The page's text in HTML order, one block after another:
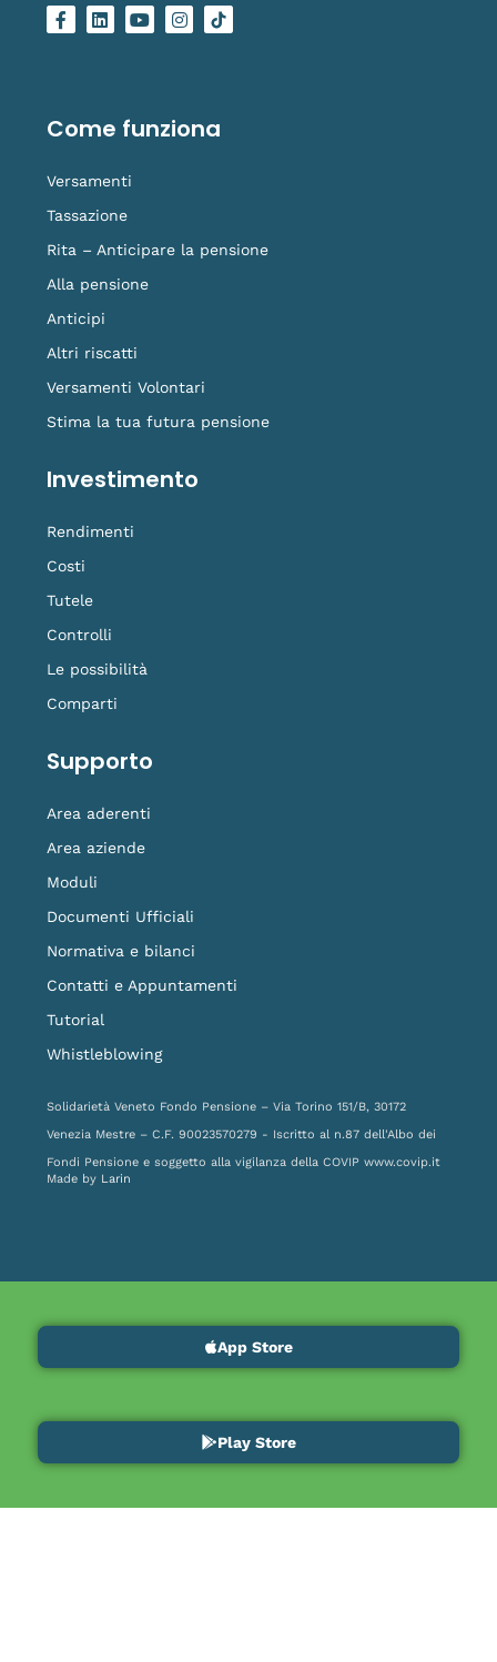
F
a
o
k
L
i
n
Y
o
I
n
a
L
o
k
Come funziona
Versamenti
Tassazione
Rita – Anticipare la pensione
Alla pensione
Anticipi
Altri riscatti
Versamenti Volontari
Stima la tua futura pensione
Investimento
Rendimenti
Costi
Tutele
Controlli
Le possibilità
Comparti
Supporto
Area aderenti
Area aziende
Moduli
Documenti Ufficiali
Normativa e bilanci
Contatti e Appuntamenti
Tutorial
Whistleblowing
Solidarietà Veneto Fondo Pensione – Via Torino 151/B, 30172
Venezia Mestre – C.F. 90023570279 - Iscritto al n.87 dell'Albo dei
Fondi Pensione e soggetto alla vigilanza della COVIP www.covip.it
Made by Larin
App Store
Play Store